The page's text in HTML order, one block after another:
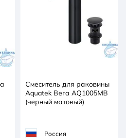
Смеситель для раковины
Aquatek Вега AQ1005MB
(черный матовый)
Россия